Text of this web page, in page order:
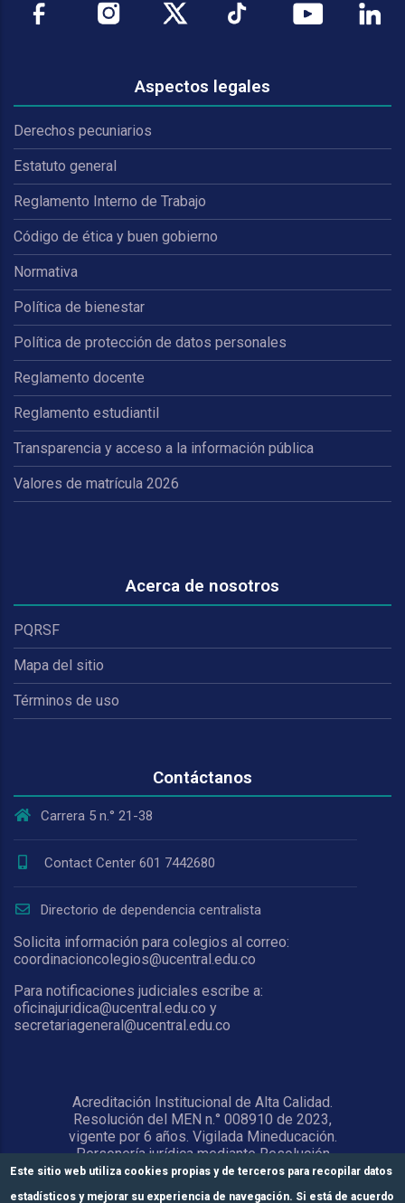
Aspectos legales
Derechos pecuniarios
Estatuto general
Reglamento Interno de Trabajo
Código de ética y buen gobierno
Normativa
Política de bienestar
Política de protección de datos personales
Reglamento docente
Reglamento estudiantil
Transparencia y acceso a la información pública
Valores de matrícula 2026
Acerca de nosotros
PQRSF
Mapa del sitio
Términos de uso
Contáctanos
Carrera 5 n.° 21-38
Contact Center 601 7442680
Directorio de dependencia centralista
Solicita información para colegios al correo:
coordinacioncolegios@ucentral.edu.co
Para notificaciones judiciales escribe a:
oficinajuridica@ucentral.edu.co y
secretariageneral@ucentral.edu.co
Acreditación Institucional de Alta Calidad.
Resolución del MEN n.° 008910 de 2023,
vigente por 6 años. Vigilada Mineducación.
Personería jurídica mediante Resolución
1876 del 5 de junio de 1967. Reconocida
como Universidad por el Ministerio de
Este sitio web utiliza cookies propias y de terceros para recopilar datos
estadísticos y mejorar su experiencia de navegación. Si está de acuerdo